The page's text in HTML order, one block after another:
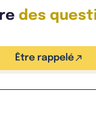
de
location sur une
des biens
des
Être rappelé